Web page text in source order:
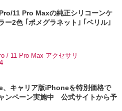
11 Pro Maxの純正シリコーンケ
ー2色 ｢ポメグラネット｣ ｢ベリル｣
/ 11 Pro Max アクセサリ
キャリア版iPhoneを特別価格で
ンペーン実施中 公式サイトから予